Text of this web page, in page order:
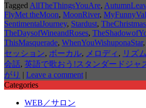
Tagged AllTheThingsYouAre,
FlyMet theMoon, MoonRiver,
SentimentalJourney, Stardust,
TheDaysofWineandRoses,
ThisMasquerade, WhenYouWishuponaStar,
セッション, ボーカル, メロディ , リズム
会話, 英語で歌おう!スタンダードジャ
がり | Leave a comment |
Categories
WEB／サロン